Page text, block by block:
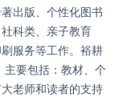
出版、个性化图书
科类、亲子教育
服务等工作。裕耕
主要包括：教材、个
老师和读者的支持